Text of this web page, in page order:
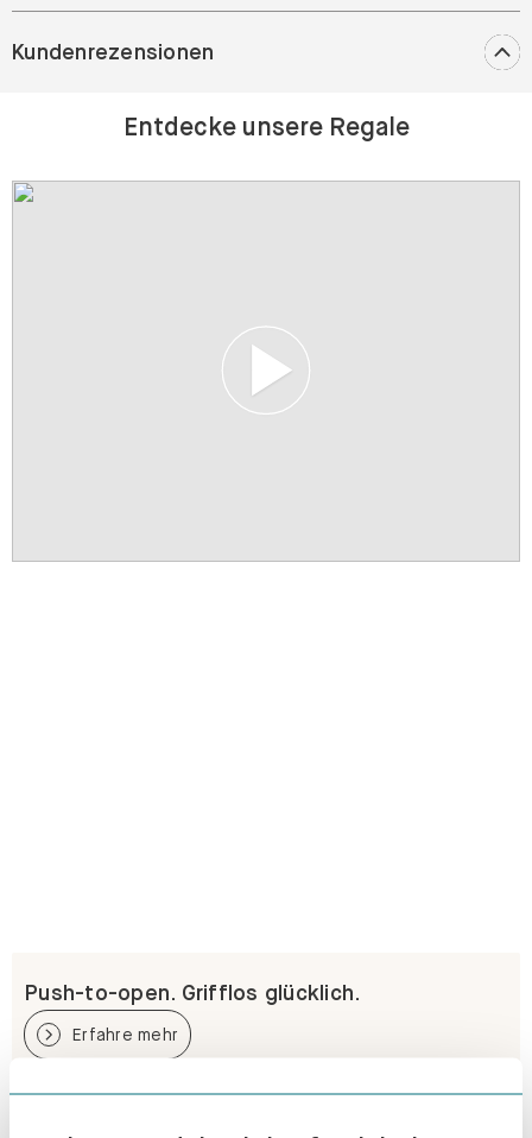
Kundenrezensionen
Entdecke unsere Regale
Push-to-open. Grifflos glücklich.
Erfahre mehr